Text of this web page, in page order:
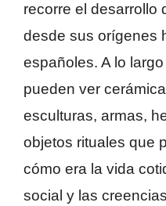
recorre el desarrollo
desde sus orígenes
españoles. A lo
pueden ver
esculturas, armas,
objetos rituales que
cómo era la vida
social y las